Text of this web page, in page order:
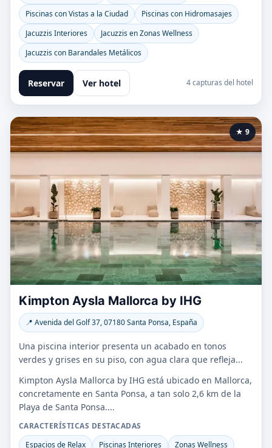
Piscinas con Vistas a la Ciudad
Piscinas con Hidromasajes
Jacuzzis Interiores
Jacuzzis en Zonas Wellness
Jacuzzis con Barandales Metálicos
Reservar Ver hotel 4 capturas del hotel
★ 9
Kimpton Aysla Mallorca by IHG
📍 Avenida del Golf 37, 07180 Santa Ponsa, España
Una piscina interior presenta un acabado en tonos
verdes y grises en su piso, con agua clara que refleja...
Kimpton Aysla Mallorca by IHG está ubicado en Mallorca,
concretamente en Santa Ponsa, a tan solo 2,6 km de la
Playa de Santa Ponsa....
CARACTERÍSTICAS DESTACADAS
Espacios de Relax
Piscinas Interiores Zonas Wellness